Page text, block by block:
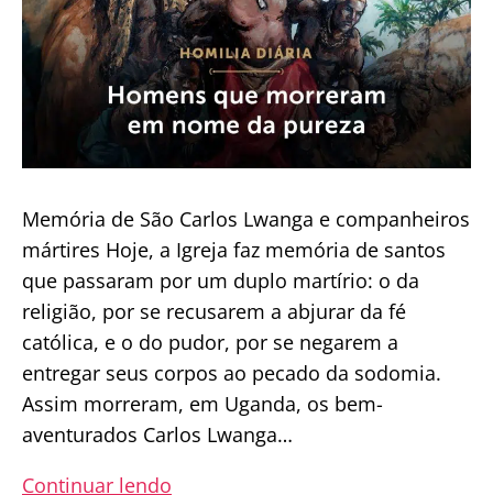
Memória de São Carlos Lwanga e companheiros
mártires Hoje, a Igreja faz memória de santos
que passaram por um duplo martírio: o da
religião, por se recusarem a abjurar da fé
católica, e o do pudor, por se negarem a
entregar seus corpos ao pecado da sodomia.
Assim morreram, em Uganda, os bem-
aventurados Carlos Lwanga…
Continuar lendo